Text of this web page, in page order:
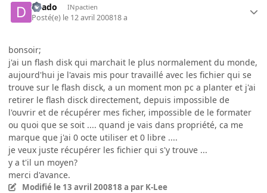
deado INpactien
Posté(e) le 12 avril 200818 a
bonsoir;
j'ai un flash disk qui marchait le plus normalement du monde,
aujourd'hui je l'avais mis pour travaillé avec les fichier qui se
trouve sur le flash disck, a un moment mon pc a planter et j'ai
retirer le flash disck directement, depuis impossible de
l'ouvrir et de récupérer mes ficher, impossible de le formater
ou quoi que se soit .... quand je vais dans propriété, ca me
marque que j'ai 0 octe utiliser et 0 libre ....
je veux juste récupérer les fichier qui s'y trouve ...
y a t'il un moyen?
merci d'avance.
Modifié le 13 avril 200818 a par K-Lee